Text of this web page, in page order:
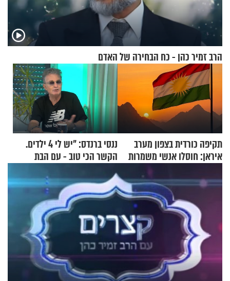
הרב זמיר כהן - כח הבחירה של האדם
תקיפה כורדית בצפון מערב
איראן: חוסלו אנשי משמרות
ננסי ברנדס: "יש לי 4 ילדים.
הקשר הכי טוב - עם הבת
החרדית"